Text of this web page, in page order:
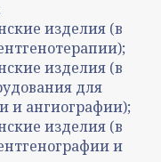
изделия (в
изделия (в
для
и ангиографии);
изделия (в
и